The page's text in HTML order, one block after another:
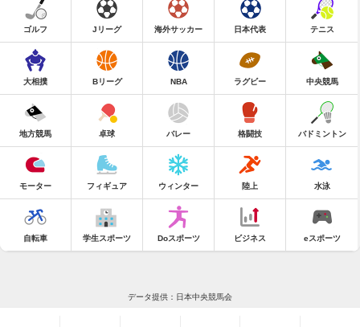
ゴルフ Jリーグ 海外サッカー 日本代表 テニス
大相撲 Bリーグ NBA ラグビー 中央競馬
地方競馬 卓球 バレー 格闘技 バドミントン
モーター フィギュア ウィンター 陸上 水泳
自転車 学生スポーツ Doスポーツ ビジネス eスポーツ
データ提供：日本中央競馬会